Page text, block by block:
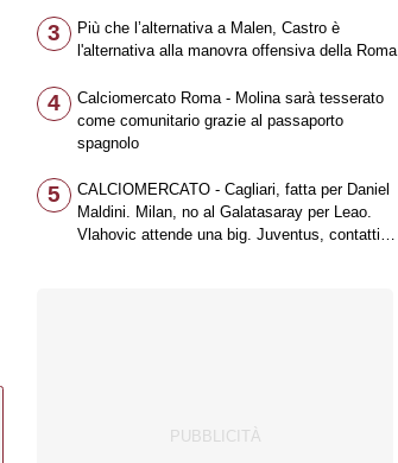
3
Più che l’alternativa a Malen, Castro è
l'alternativa alla manovra offensiva della Roma
4
Calciomercato Roma - Molina sarà tesserato
come comunitario grazie al passaporto
spagnolo
5
CALCIOMERCATO - Cagliari, fatta per Daniel
Maldini. Milan, no al Galatasaray per Leao.
Vlahovic attende una big. Juventus, contatti